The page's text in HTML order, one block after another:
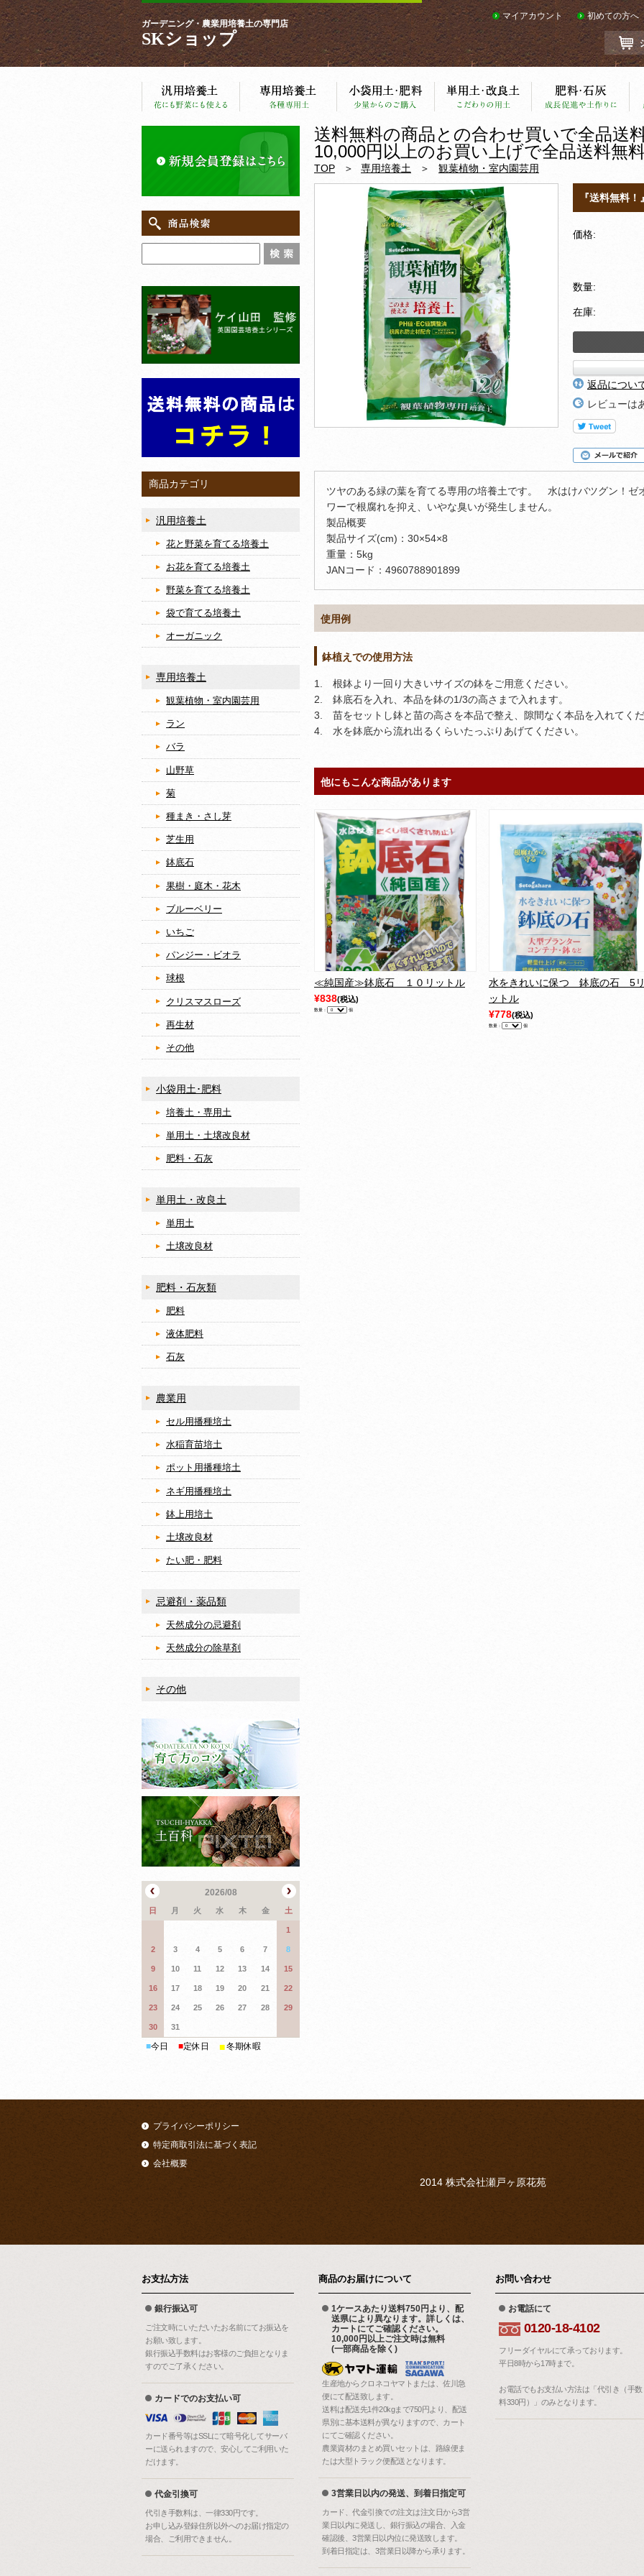
ガーデニング・農業用培養土の専門店
SKショップ
マイアカウント 初めての方へ
送料無料の商品との合わせ買いで全品送
10,000円以上のお買い上げで全品送料無
TOP 専用培養土 観葉植物・室内園芸用
『送料無料
価格:
数量:
在庫:
返品につい
レビューは
ツヤのある緑の葉を育てる専用の培養土です。 水はけバツグン！ゼ
ワーで根腐れを抑え、いやな臭いが発生しません。
製品概要
製品サイズ(cm)：30×54×8
重量：5kg
JANコード：4960788901899
使用例
鉢植えでの使用方法
1. 根鉢より一回り大きいサイズの鉢をご用意ください。
2. 鉢底石を入れ、本品を鉢の1/3の高さまで入れます。
3. 苗をセットし鉢と苗の高さを本品で整え、隙間なく本品を入れてく
4. 水を鉢底から流れ出るくらいたっぷりあげてください。
他にもこんな商品があります
≪純国産≫鉢底石 １０リットル
¥838(税込)
数量： 個
水をきれいに保つ 鉢底の石 5
ットル
¥778(税込)
数量： 個
商品カテゴリ
汎用培養土
花と野菜を育てる培養土
お花を育てる培養土
野菜を育てる培養土
袋で育てる培養土
オーガニック
専用培養土
観葉植物・室内園芸用
ラン
バラ
山野草
菊
種まき・さし芽
芝生用
鉢底石
果樹・庭木・花木
ブルーベリー
いちご
パンジー・ビオラ
球根
クリスマスローズ
再生材
その他
小袋用土･肥料
培養土・専用土
単用土・土壌改良材
肥料・石灰
単用土・改良土
単用土
土壌改良材
肥料・石灰類
肥料
液体肥料
石灰
農業用
セル用播種培土
水稲育苗培土
ポット用播種培土
ネギ用播種培土
鉢上用培土
土壌改良材
たい肥・肥料
忌避剤・薬品類
天然成分の忌避剤
天然成分の除草剤
その他
2026/08
日 月 火 水 木 金 土
1
2 3 4 5 6 7 8
9 10 11 12 13 14 15
16 17 18 19 20 21 22
23 24 25 26 27 28 29
30 31
■今日 ■定休日 ■冬期休暇
プライバシーポリシー
特定商取引法に基づく表記
会社概要
2014 株式会社瀬戸ヶ原花苑
お支払方法
銀行振込可
ご注文時にいただいたお名前にてお振込を
お願い致します。
銀行振込手数料はお客様のご負担となりま
すのでご了承ください。
カードでのお支払い可
カード番号等はSSLにて暗号化してサーバ
ーに送られますので、安心してご利用いた
だけます。
代金引換可
代引き手数料は、一律330円です。
お申し込み登録住所以外へのお届け指定の
場合、ご利用できません。
商品のお届けについて
1ケースあたり送料750円より、配
送県により異なります。詳しくは、
カートにてご確認ください。
10,000円以上ご注文時は無料
(一部商品を除く)
生産地からクロネコヤマトまたは、佐川急
便にて配送致します。
送料は配送先1件20kgまで750円より、配送
県別に基本送料が異なりますので、カート
にてご確認ください。
農業資材のまとめ買いセットは、路線便ま
たは大型トラック便配送となります。
3営業日以内の発送、到着日指定可
カード、代金引換での注文は注文日から3営
業日以内に発送し、銀行振込の場合、入金
確認後、3営業日以内位に発送致します。
到着日指定は、3営業日以降から承ります。
お問い合わせ
お電話にて
0120-18-4102
フリーダイヤルにて承っております。
平日8時から17時まで。
お電話でもお支払い方法は「代引き（手数
料330円）」のみとなります。